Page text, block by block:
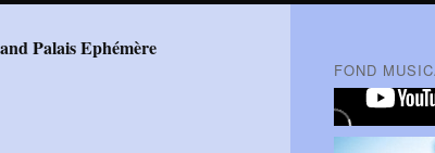
Palais Ephémère
FOND